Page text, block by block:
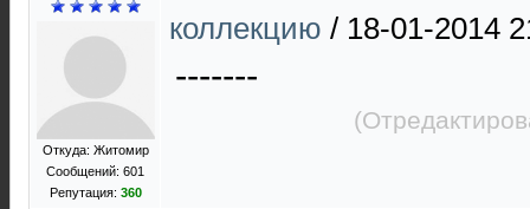
Откуда: Житомир
Сообщений: 601
Репутация: 360
коллекцию / 18-01-2014
-------